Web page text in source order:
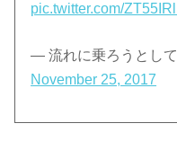
pic.twitter.com/
— 流れに乗ろうとし
November 25, 2017